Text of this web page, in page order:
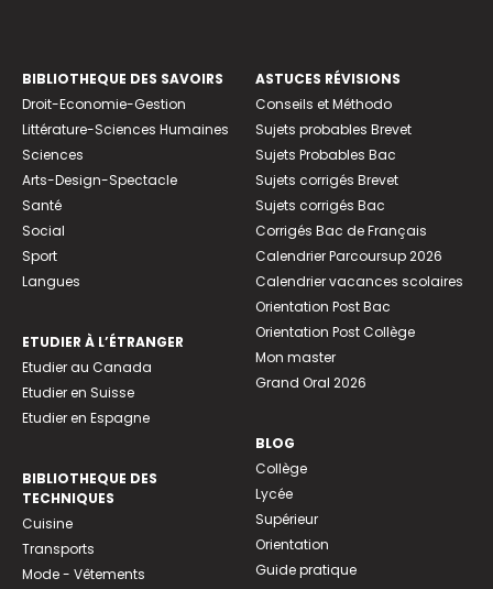
BIBLIOTHEQUE DES SAVOIRS
Droit-Economie-Gestion
Littérature-Sciences Humaines
Sciences
Arts-Design-Spectacle
Santé
Social
Sport
Langues
ETUDIER À L’ÉTRANGER
Etudier au Canada
Etudier en Suisse
Etudier en Espagne
BIBLIOTHEQUE DES
TECHNIQUES
Cuisine
Transports
Mode - Vêtements
ASTUCES RÉVISIONS
Conseils et Méthodo
Sujets probables Brevet
Sujets Probables Bac
Sujets corrigés Brevet
Sujets corrigés Bac
Corrigés Bac de Français
Calendrier Parcoursup 2026
Calendrier vacances scolaires
Orientation Post Bac
Orientation Post Collège
Mon master
Grand Oral 2026
BLOG
Collège
Lycée
Supérieur
Orientation
Guide pratique